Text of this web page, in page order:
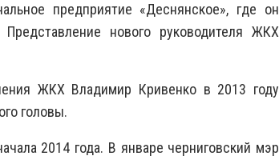
предприятие «Деснянское», где он
нового руководителя ЖКХ
ЖКХ Владимир Кривенко в 2013 году
головы.
2014 года. В январе черниговский мэр